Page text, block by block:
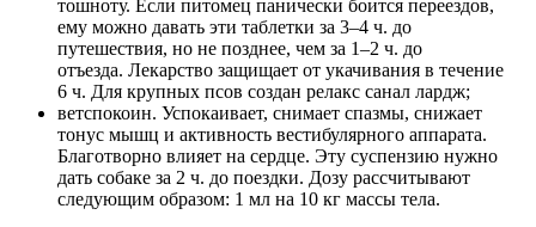
тошноту. Если питомец панически боится переездов,
ему можно давать эти таблетки за 3–4 ч. до
путешествия, но не позднее, чем за 1–2 ч. до
отъезда. Лекарство защищает от укачивания в течение
6 ч. Для крупных псов создан релакс санал лардж;
ветспокоин. Успокаивает, снимает спазмы, снижает
тонус мышц и активность вестибулярного аппарата.
Благотворно влияет на сердце. Эту суспензию нужно
дать собаке за 2 ч. до поездки. Дозу рассчитывают
следующим образом: 1 мл на 10 кг массы тела.